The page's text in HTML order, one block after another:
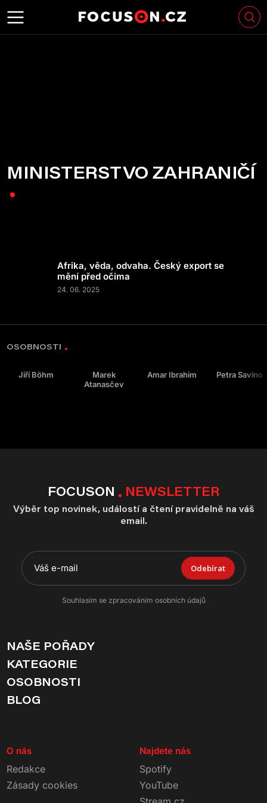
MINISTERSTVO ZAHRANIČÍ
Afrika, věda, odvaha. Český export se
mění před očima
24. 06. 2025
OSOBNOSTI
Jiří Böhm
Marek
Atanasčev
Amar Ibrahim Petra Savino
FOCUSON NEWSLETTER
Výběr top novinek, událostí a čtení pravidelně na váš
email.
Odebírat
Souhlasím se zpracováním osobních údajů
NAŠE POŘADY
KATEGORIE
OSOBNOSTI
BLOG
O nás
Redakce
Zásady cookies
Najdete nás
Spotify
YouTube